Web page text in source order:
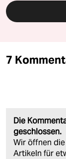
7
Die
geschlossen.
Wir öffnen
Artikeln für